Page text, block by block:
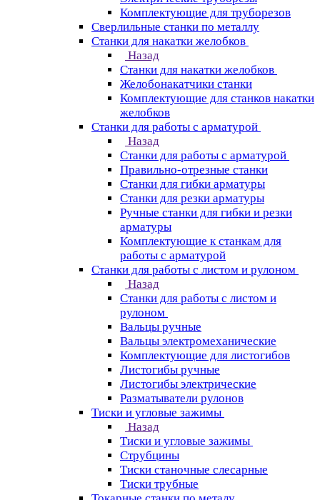
Комплектующие для труборезов
Сверлильные станки по металлу
Станки для накатки желобков
Назад
Станки для накатки желобков
Желобонакатчики станки
Комплектующие для станков накатки
желобков
Станки для работы с арматурой
Назад
Станки для работы с арматурой
Правильно-отрезные станки
Станки для гибки арматуры
Станки для резки арматуры
Ручные станки для гибки и резки
арматуры
Комплектующие к станкам для
работы с арматурой
Станки для работы с листом и рулоном
Назад
Станки для работы с листом и
рулоном
Вальцы ручные
Вальцы электромеханические
Комплектующие для листогибов
Листогибы ручные
Листогибы электрические
Разматыватели рулонов
Тиски и угловые зажимы
Назад
Тиски и угловые зажимы
Струбцины
Тиски станочные слесарные
Тиски трубные